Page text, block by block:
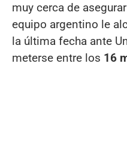
muy cerca de
equipo argentino le
la última fecha ante
meterse entre los 16